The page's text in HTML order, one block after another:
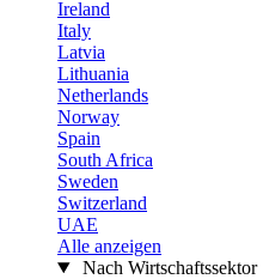
Ireland
Italy
Latvia
Lithuania
Netherlands
Norway
Spain
South Africa
Sweden
Switzerland
UAE
Alle anzeigen
Nach Wirtschaftssektor